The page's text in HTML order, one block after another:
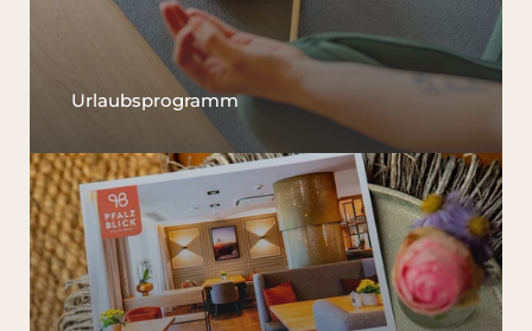
Pfalz & Elsass
Urlaubsprogramm